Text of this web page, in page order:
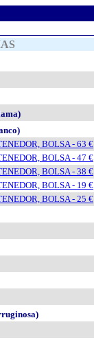
BOLSA - 63 €
BOLSA - 47 €
BOLSA - 38 €
BOLSA - 19 €
BOLSA - 25 €